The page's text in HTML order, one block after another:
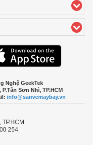
Nghệ GeekTek
Sơn Nhì, TP.HCM
info@sanvemaybay.vn
254